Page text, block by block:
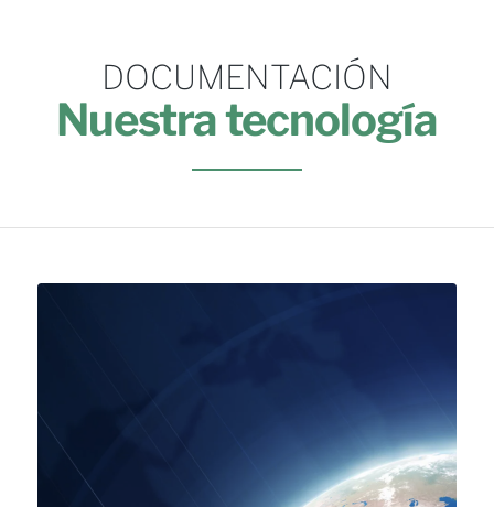
DOCUMENTACIÓN
Nuestra tecnología